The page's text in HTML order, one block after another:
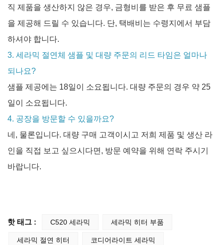
직 제품을 생산하지 않은 경우, 금형비를 받은 후 무료 샘플
을 제공해 드릴 수 있습니다. 단, 택배비는 수령지에서 부담
하셔야 합니다.
3. 세라믹 절연체 샘플 및 대량 주문의 리드 타임은 얼마나
되나요?
샘플 제공에는 18일이 소요됩니다. 대량 주문의 경우 약 25
일이 소요됩니다.
4. 공장을 방문할 수 있을까요?
네, 물론입니다. 대량 구매 고객이시고 저희 제품 및 생산 라
인을 직접 보고 싶으시다면, 방문 예약을 위해 연락 주시기
바랍니다.
핫 태그 : C520 세라믹 세라믹 히터 부품
세라믹 절연 히터 코디어라이트 세라믹